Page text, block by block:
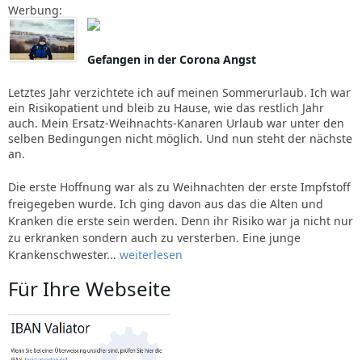
Werbung:
Gefangen in der Corona Angst
Letztes Jahr verzichtete ich auf meinen Sommerurlaub. Ich war
ein Risikopatient und bleib zu Hause, wie das restlich Jahr
auch. Mein Ersatz-Weihnachts-Kanaren Urlaub war unter den
selben Bedingungen nicht möglich. Und nun steht der nächste
an.
Die erste Hoffnung war als zu Weihnachten der erste Impfstoff
freigegeben wurde. Ich ging davon aus das die Alten und
Kranken die erste sein werden. Denn ihr Risiko war ja nicht nur
zu erkranken sondern auch zu versterben. Eine junge
Krankenschwester... weiterlesen
Für Ihre Webseite